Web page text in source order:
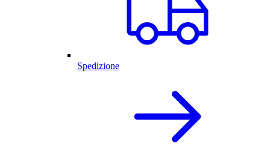
Spedizione